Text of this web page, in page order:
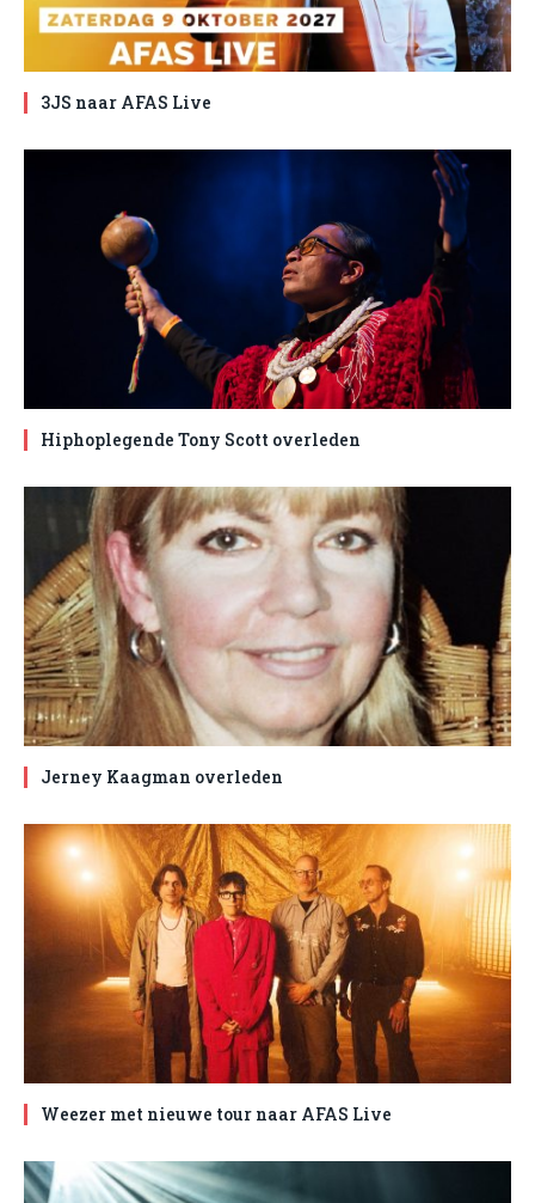
3JS naar AFAS Live
Hiphoplegende Tony Scott overleden
Jerney Kaagman overleden
Weezer met nieuwe tour naar AFAS Live